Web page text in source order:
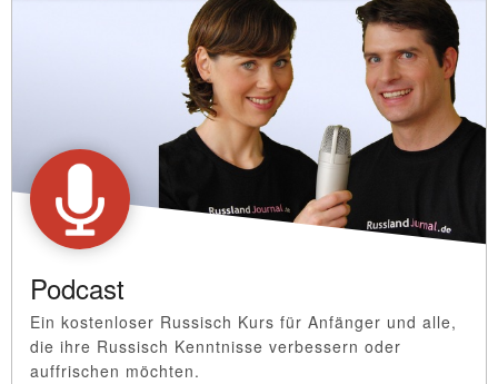
Podcast
Ein kostenloser Russisch Kurs für Anfänger und alle,
die ihre Russisch Kenntnisse verbessern oder
auffrischen möchten.